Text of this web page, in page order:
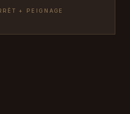
+ PEIGNAGE